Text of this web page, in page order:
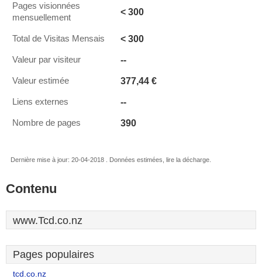
Pages visionnées
mensuellement
< 300
Total de Visitas Mensais < 300
Valeur par visiteur --
Valeur estimée 377,44 €
Liens externes --
Nombre de pages 390
Dernière mise à jour: 20-04-2018 . Données estimées, lire la décharge.
Contenu
www.Tcd.co.nz
Pages populaires
tcd.co.nz